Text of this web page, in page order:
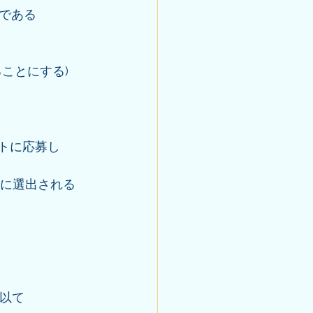
ある
とにする)
に応募し
選出される
て